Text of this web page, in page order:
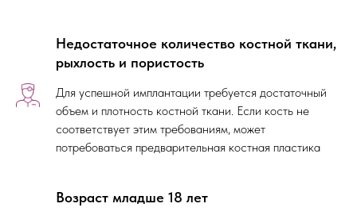
Недостаточное количество костной ткани,
рыхлость и пористость
Для успешной имплантации требуется достаточный
объем и плотность костной ткани. Если кость не
соответствует этим требованиям, может
потребоваться предварительная костная пластика
Возраст младше 18 лет